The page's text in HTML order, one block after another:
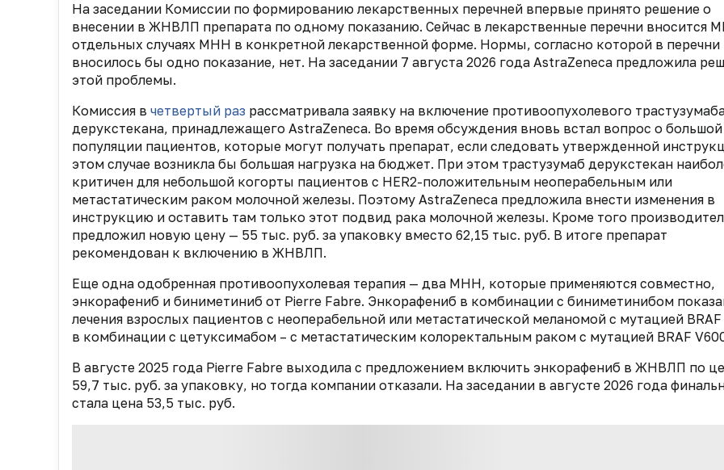
На заседании Комиссии по формированию лекарственных перечней впервые принято решение о
внесении в ЖНВЛП препарата по одному показанию. Сейчас в лекарственные перечни вносится
отдельных случаях МНН в конкретной лекарственной форме. Нормы, согласно которой в перечни
вносилось бы одно показание, нет. На заседании 7 августа 2026 года AstraZeneca предложила
этой проблемы.
Комиссия в четвертый раз рассматривала заявку на включение противоопухолевого
дерукстекана, принадлежащего AstraZeneca. Во время обсуждения вновь встал вопрос о большой
популяции пациентов, которые могут получать препарат, если следовать утвержденной
этом случае возникла бы большая нагрузка на бюджет. При этом трастузумаб дерукстекан
критичен для небольшой когорты пациентов с HER2-положительным неоперабельным или
метастатическим раком молочной железы. Поэтому AstraZeneca предложила внести изменения в
инструкцию и оставить там только этот подвид рака молочной железы. Кроме того
предложил новую цену — 55 тыс. руб. за упаковку вместо 62,15 тыс. руб. В итоге препарат
рекомендован к включению в ЖНВЛП.
Еще одна одобренная противоопухолевая терапия — два МНН, которые применяются совместно,
энкорафениб и биниметиниб от Pierre Fabre. Энкорафениб в комбинации с биниметинибом
лечения взрослых пациентов с неоперабельной или метастатической меланомой с мутацией
в комбинации с цетуксимабом – с метастатическим колоректальным раком с мутацией BRAF
В августе 2025 года Pierre Fabre выходила с предложением включить энкорафениб в ЖНВЛП по
59,7 тыс. руб. за упаковку, но тогда компании отказали. На заседании в августе 2026 года
стала цена 53,5 тыс. руб.